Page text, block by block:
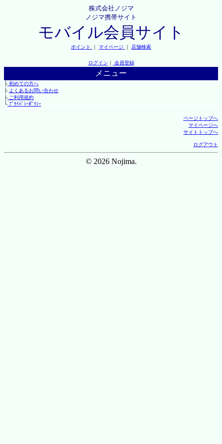
株式会社ノジマ
ノジマ携帯サイト
モバイル会員サイト
ポイント ｜ マイページ ｜ 店舗検索
ログイン ｜ 会員登録
メニュー
├初めての方へ
├ よくあるお問い合わせ
├ご利用規約
└ﾌﾟﾗｲﾊﾞｼｰﾎﾟﾘｼｰ
ページトップへ
マイページへ
サイトトップへ
ログアウト
© 2026 Nojima.